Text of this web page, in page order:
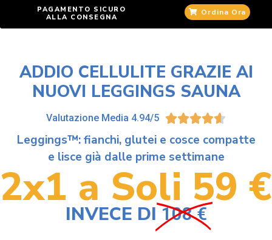
PAGAMENTO SICURO
ALLA CONSEGNA
Ordina Ora
ADDIO CELLULITE GRAZIE AI
NUOVI LEGGINGS SAUNA
Valutazione Media 4.94/5 
Leggings™: fianchi, glutei e cosce compatte
e lisce già dalle prime settimane
2x1 a Soli 59 €
INVECE DI 108 €